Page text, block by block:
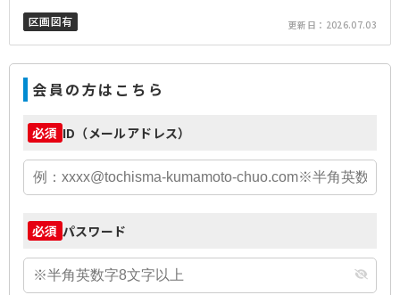
区画図有
更新日： 2026.07.03
会員の方はこちら
必須 ID（メールアドレス）
必須 パスワード